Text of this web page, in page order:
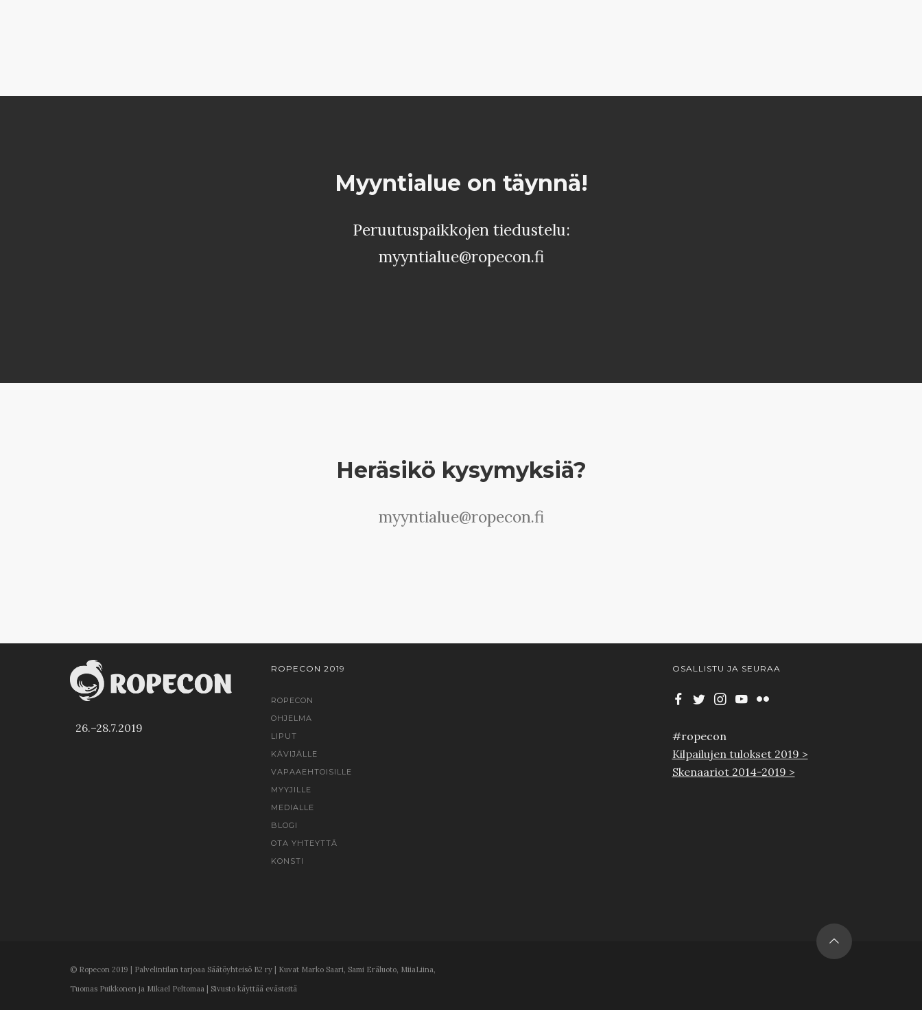
Myyntialue on täynnä!
Peruutuspaikkojen tiedustelu:
myyntialue@ropecon.fi
Heräsikö kysymyksiä?
myyntialue@ropecon.fi
26.–28.7.2019
ROPECON 2019
ROPECON
OHJELMA
LIPUT
KÄVIJÄLLE
VAPAAEHTOISILLE
MYYJILLE
MEDIALLE
BLOGI
OTA YHTEYTTÄ
KONSTI
OSALLISTU JA SEURAA
#ropecon
Kilpailujen tulokset 2019 >
Skenaariot 2014-2019 >
© Ropecon 2019 | Palvelintilan tarjoaa Säätöyhteisö B2 ry | Kuvat Marko Saari, Sami Eräluoto, MiiaLiina,
Tuomas Puikkonen ja Mikael Peltomaa | Sivusto käyttää evästeitä